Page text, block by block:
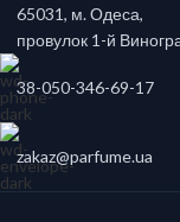
65031, м. Одеса,
провулок 1-й
38-050-346-69-17
zakaz@parfume.ua